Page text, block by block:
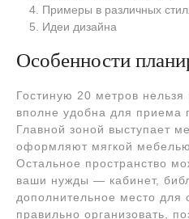
Примеры в различных
Идеи дизайна
Особенности
Гостиную 20 метров
вполне удобна для приема
Главной зоной выступает
оформляют мягкой мебелью
Остальное пространство
ваши нужды — кабинет,
дополнительное место для
правильно организовать,